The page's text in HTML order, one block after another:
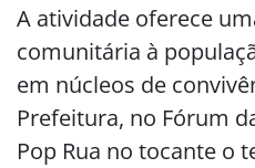
A atividade oferece
comunitária à
em núcleos de
Prefeitura, no Fórum
Pop Rua no tocante o